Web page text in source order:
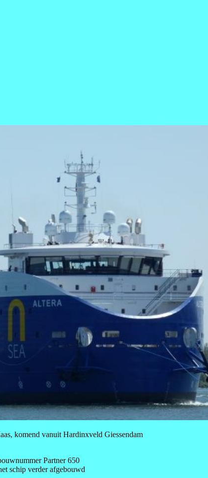
komend vanuit Hardinxveld Giessendam
Partner 650
schip verder afgebouwd